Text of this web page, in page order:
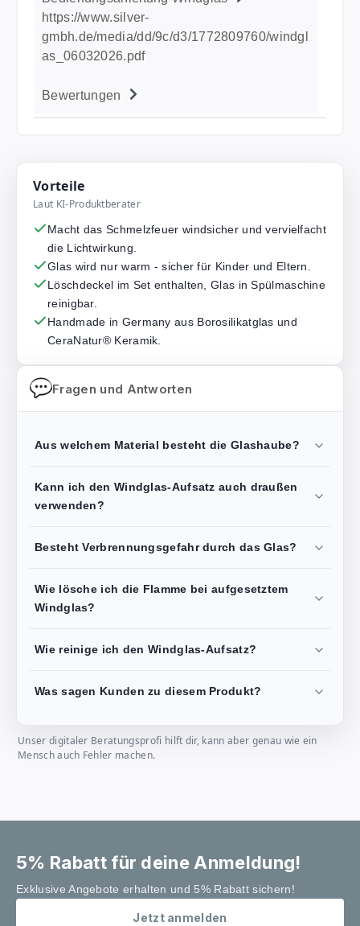
https://www.silver-
gmbh.de/media/dd/9c/d3/1772809760/windgl
as_06032026.pdf
Bewertungen
Vorteile
Laut KI-Produktberater
Macht das Schmelzfeuer windsicher und vervielfacht
die Lichtwirkung.
Glas wird nur warm - sicher für Kinder und Eltern.
Löschdeckel im Set enthalten, Glas in Spülmaschine
reinigbar.
Handmade in Germany aus Borosilikatglas und
CeraNatur® Keramik.
Fragen und Antworten
Aus welchem Material besteht die Glashaube?
Kann ich den Windglas-Aufsatz auch draußen
verwenden?
Besteht Verbrennungsgefahr durch das Glas?
Wie lösche ich die Flamme bei aufgesetztem
Windglas?
Wie reinige ich den Windglas-Aufsatz?
Was sagen Kunden zu diesem Produkt?
Unser digitaler Beratungsprofi hilft dir, kann aber genau wie ein
Mensch auch Fehler machen.
5% Rabatt für deine Anmeldung!
Exklusive Angebote erhalten und 5% Rabatt sichern!
Jetzt anmelden